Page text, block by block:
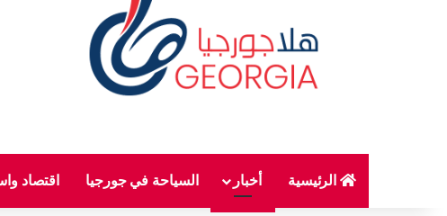
الرئيسية أخبار السياحة في جورجيا اقتصاد